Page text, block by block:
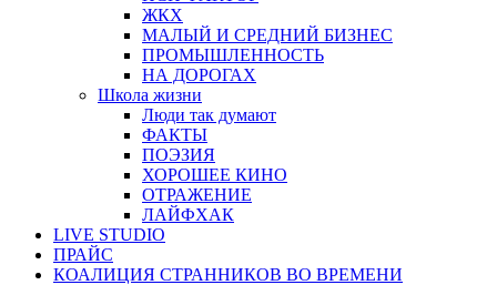
ЖКХ
МАЛЫЙ И СРЕДНИЙ БИЗНЕС
ПРОМЫШЛЕННОСТЬ
НА ДОРОГАХ
Школа жизни
Люди так думают
ФАКТЫ
ПОЭЗИЯ
ХОРОШЕЕ КИНО
ОТРАЖЕНИЕ
ЛАЙФХАК
LIVE STUDIO
ПРАЙС
КОАЛИЦИЯ СТРАННИКОВ ВО ВРЕМЕНИ